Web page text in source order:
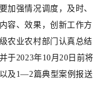
加强情况调度，及时、
容、效果，创新工作方
农业农村部门认真总结
于2023年10月20日前将
及1—2篇典型案例报送